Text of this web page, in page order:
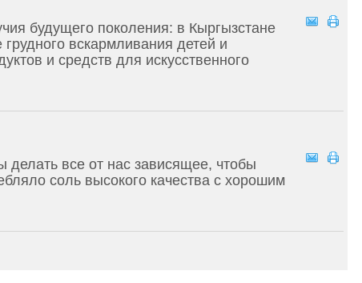
будущего поколения: в Кыргызстане
вскармливания детей и
и средств для искусственного
все от нас зависящее, чтобы
соль высокого качества с хорошим